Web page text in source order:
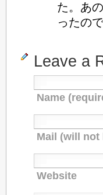
た。あ
ったの
Leave a
Name
Mail (will not
Website